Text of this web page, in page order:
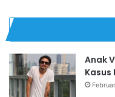
Anak
Kasus